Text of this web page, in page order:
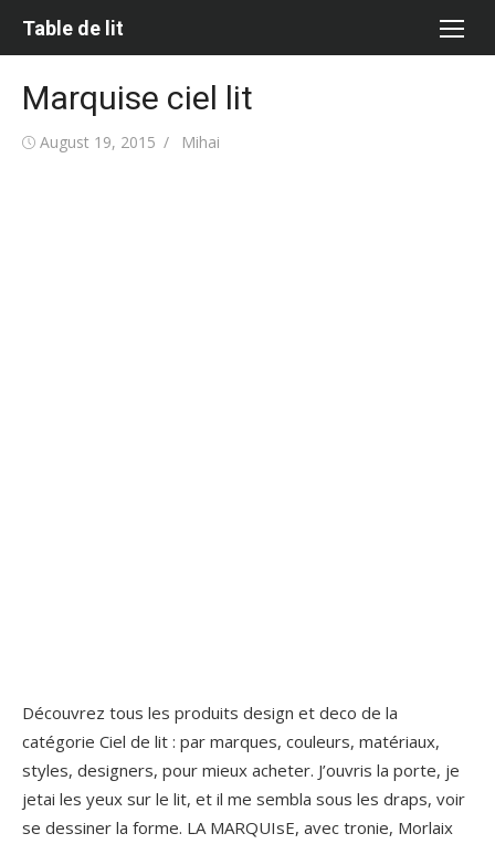
Table de lit
Marquise ciel lit
Posted
August 19, 2015 Author
Mihai
Découvrez tous les produits design et deco de la
catégorie Ciel de lit : par marques, couleurs, matériaux,
styles, designers, pour mieux acheter. J’ouvris la porte, je
jetai les yeux sur le lit, et il me sembla sous les draps, voir
se dessiner la forme. LA MARQUIsE, avec tronie, Morlaix